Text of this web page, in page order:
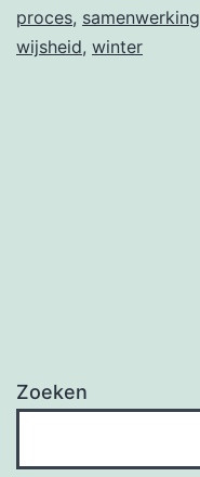
proces, samenwerking
wijsheid, winter
Zoeken